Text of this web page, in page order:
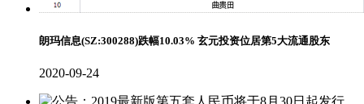
朗玛信息(SZ:300288)跌幅10.03% 玄元投资位居第5大流通股东
2020-09-24